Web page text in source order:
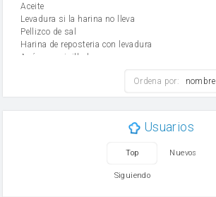
aceite
Levadura si la harina no lleva
Pellizco de sal
Harina de reposteria con levadura
Azúcar avainillado
mantequilla
Ordena por: nombre
Usuarios
Top Nuevos
Siguiendo